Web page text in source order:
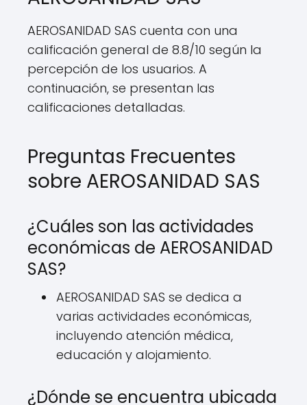
AEROSANIDAD SAS cuenta con una
calificación general de 8.8/10 según la
percepción de los usuarios. A
continuación, se presentan las
calificaciones detalladas.
Preguntas Frecuentes
sobre AEROSANIDAD SAS
¿Cuáles son las actividades
económicas de AEROSANIDAD
SAS?
AEROSANIDAD SAS se dedica a
varias actividades económicas,
incluyendo atención médica,
educación y alojamiento.
¿Dónde se encuentra ubicada